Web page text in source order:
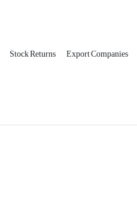
Stock Returns Export Companies